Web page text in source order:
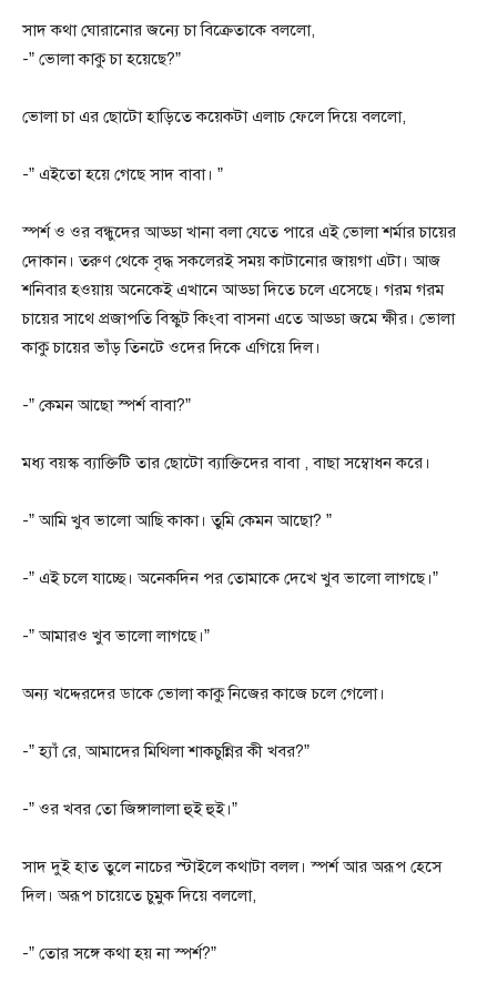
সাদ কথা ঘোরানোর জন্যে চা বিক্রেতাকে বললো,
-” ভোলা কাকু চা হয়েছে?”
ভোলা চা এর ছোটো হাড়িতে কয়েকটা এলাচ ফেলে দিয়ে বললো,
-” এইতো হয়ে গেছে সাদ বাবা। ”
স্পর্শ ও ওর বন্ধুদের আড্ডা খানা বলা যেতে পারে এই ভোলা শর্মার চায়ের
দোকান। তরুণ থেকে বৃদ্ধ সকলেরই সময় কাটানোর জায়গা এটা। আজ
শনিবার হওয়ায় অনেকেই এখানে আড্ডা দিতে চলে এসেছে। গরম গরম
চায়ের সাথে প্রজাপতি বিস্কুট কিংবা বাসনা এতে আড্ডা জমে ক্ষীর। ভোলা
কাকু চায়ের ভাঁড় তিনটে ওদের দিকে এগিয়ে দিল।
-” কেমন আছো স্পর্শ বাবা?”
মধ্য বয়স্ক ব্যাক্তিটি তার ছোটো ব্যাক্তিদের বাবা , বাছা সম্বোধন করে।
-” আমি খুব ভালো আছি কাকা। তুমি কেমন আছো? ”
-” এই চলে যাচ্ছে। অনেকদিন পর তোমাকে দেখে খুব ভালো লাগছে।”
-” আমারও খুব ভালো লাগছে।”
অন্য খদ্দেরদের ডাকে ভোলা কাকু নিজের কাজে চলে গেলো।
-” হ্যাঁ রে, আমাদের মিথিলা শাকচুন্নির কী খবর?”
-” ওর খবর তো জিঙ্গালালা হুই হুই।”
সাদ দুই হাত তুলে নাচের স্টাইলে কথাটা বলল। স্পর্শ আর অরূপ হেসে
দিল। অরূপ চায়েতে চুমুক দিয়ে বললো,
-” তোর সঙ্গে কথা হয় না স্পর্শ?”